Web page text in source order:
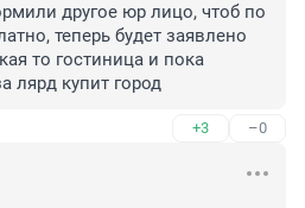
другое юр лицо, чтоб по
теперь будет заявлено
то гостиница и пока
лярд купит город
+3 –0